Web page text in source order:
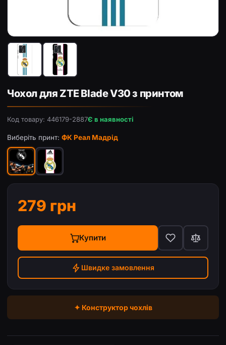
Чохол з принтом «ФК Реал Мадрід» для ZTE Blade V30
Чохол для ZTE Blade V30 з принтом
Код товару: 446179-2887Є в наявності
Виберіть принт: ФК Реал Мадрід
279 грн
Купити
Швидке замовлення
✦ Конструктор чохлів